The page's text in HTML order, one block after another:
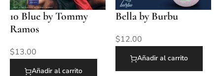
10 Blue by Tommy
Ramos
$13.00
Añadir al carrito
Bella by Burbu
$12.00
Añadir al carrito